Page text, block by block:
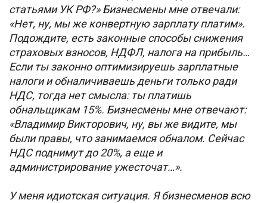
статьями УК РФ?» Бизнесмены мне отвечали:
«Нет, ну, мы же конвертную зарплату платим».
Подождите, есть законные способы снижения
страховых взносов, НДФЛ, налога на прибыль…
Если ты законно оптимизируешь зарплатные
налоги и обналичиваешь деньги только ради
НДС, тогда нет смысла: ты платишь
обнальщикам 15%. Бизнесмены мне отвечают:
«Владимир Викторович, ну, вы же видите, мы
были правы, что занимаемся обналом. Сейчас
НДС поднимут до 20%, а еще и
администрирование ужесточат…».
У меня идиотская ситуация. Я бизнесменов всю